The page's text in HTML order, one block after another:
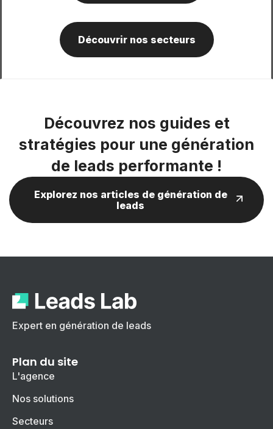
Découvrir nos secteurs
Découvrez nos guides et
stratégies pour une génération
de leads performante !
Explorez nos articles de génération de
leads
Expert en génération de leads
Plan du site
L'agence
Nos solutions
Secteurs